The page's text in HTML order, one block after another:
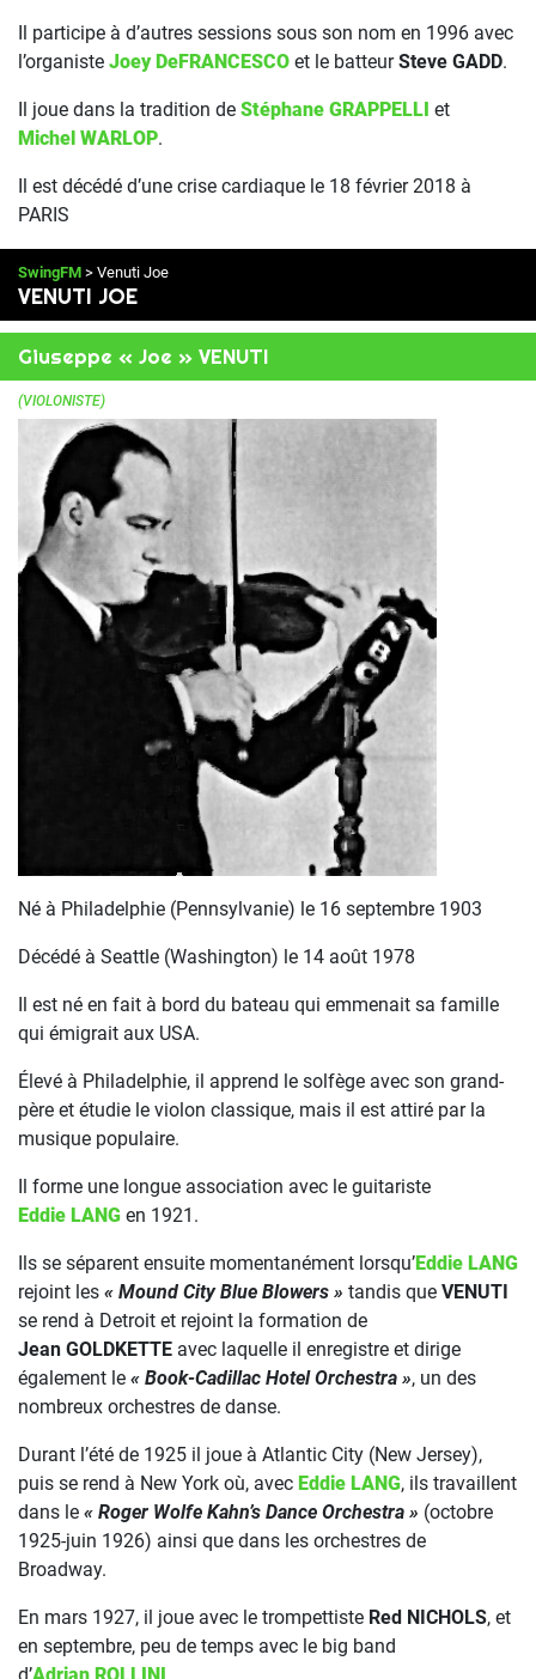
Il participe à d’autres sessions sous son nom en 1996 avec
l’organiste Joey DeFRANCESCO et le batteurSteve GADD.
Il joue dans la tradition de Stéphane GRAPPELLI et
Michel WARLOP.
Il est décédé d’une crise cardiaque le 18 février 2018 à
PARIS
SwingFM > Venuti Joe
VENUTI JOE
Giuseppe « Joe » VENUTI
(VIOLONISTE)
Né à Philadelphie (Pennsylvanie) le 16 septembre 1903
Décédé à Seattle (Washington) le 14 août 1978
Il est né en fait à bord du bateau qui emmenait sa famille
qui émigrait aux USA.
Élevé à Philadelphie, il apprend le solfège avec son grand-
père et étudie le violon classique, mais il est attiré par la
musique populaire.
Il forme une longue association avec le guitariste
Eddie LANG en 1921.
Ils se séparent ensuite momentanément lorsqu’Eddie LANG
rejoint les « Mound City Blue Blowers » tandis que VENUTI
se rend à Detroit et rejoint la formation de
Jean GOLDKETTE avec laquelle il enregistre et dirige
également le « Book-Cadillac Hotel Orchestra », un des
nombreux orchestres de danse.
Durant l’été de 1925 il joue à Atlantic City (New Jersey),
puis se rend à New York où, avec Eddie LANG, ils travaillent
dans le « Roger Wolfe Kahn’s Dance Orchestra » (octobre
1925-juin 1926) ainsi que dans les orchestres de
Broadway.
En mars 1927, il joue avec le trompettiste Red NICHOLS, et
en septembre, peu de temps avec le big band